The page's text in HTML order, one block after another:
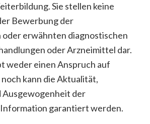
Sie stellen keine
Bewerbung der
erwähnten diagnostischen
oder Arzneimittel dar.
weder einen Anspruch auf
kann die Aktualität,
Ausgewogenheit der
garantiert werden.